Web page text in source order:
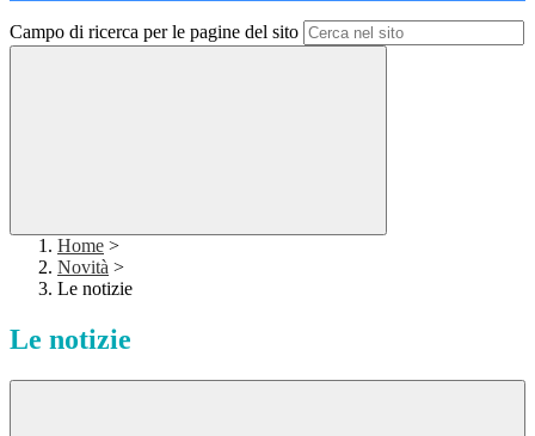
Campo di ricerca per le pagine del sito
Home >
Novità >
Le notizie
Le notizie